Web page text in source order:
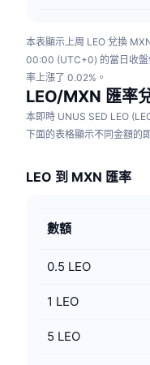
本表顯示上周 LEO 兌換
00:00 (UTC+0) 的當日收盤
率上漲了 0.02%。
LEO/MXN 匯率
本即時 UNUS SED LEO
下面的表格顯示不同金額的
LEO 到 MXN 匯率
數額
0.5 LEO
1 LEO
5 LEO